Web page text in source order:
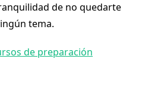
de no quedarte
tema.
de preparación